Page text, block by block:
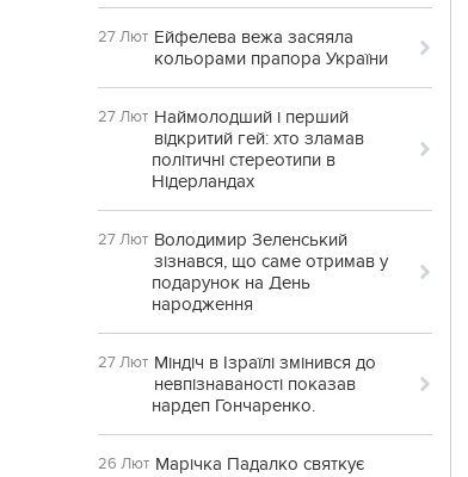
27 Лют Ейфелева вежа засяяла
кольорами прапора України
27 Лют Наймолодший і перший
відкритий гей: хто зламав
політичні стереотипи в
Нідерландах
27 Лют Володимир Зеленський
зізнався, що саме отримав у
подарунок на День
народження
27 Лют Міндіч в Ізраїлі змінився до
невпізнаваності показав
нардеп Гончаренко.
26 Лют Марічка Падалко святкує